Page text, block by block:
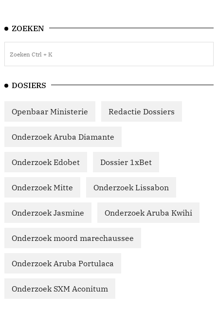
ZOEKEN
DOSIERS
Openbaar Ministerie Redactie Dossiers
Onderzoek Aruba Diamante
Onderzoek Edobet Dossier 1xBet
Onderzoek Mitte Onderzoek Lissabon
Onderzoek Jasmine Onderzoek Aruba Kwihi
Onderzoek moord marechaussee
Onderzoek Aruba Portulaca
Onderzoek SXM Aconitum